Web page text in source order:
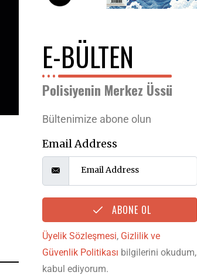
E-BÜLTEN
Polisiyenin Merkez Üssü
Bültenimize abone olun
Email Address
ABONE OL
Üyelik Sözleşmesi, Gizlilik ve
Güvenlik Politikası bilgilerini okudum,
kabul ediyorum.